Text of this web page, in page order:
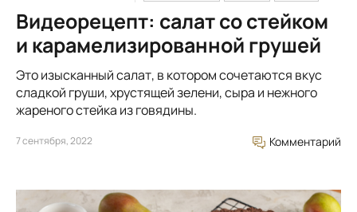
Видеорецепт: салат со стейком
и карамелизированной грушей
Это изысканный салат, в котором сочетаются вкус
сладкой груши, хрустящей зелени, сыра и нежного
жареного стейка из говядины.
7 сентября, 2022 Комментарий